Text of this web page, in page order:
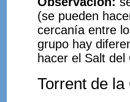
(se pueden
cercanía entre
grupo hay
hacer el Salt
Torrent de